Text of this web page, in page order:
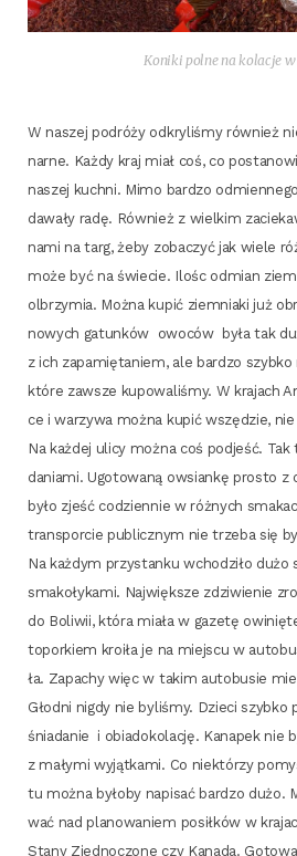
Koni­ki polne na kola­cje
W naszej podró­ży odkry­li­śmy rów­nież
nar­ne. Każ­dy kraj miał coś, co
naszej kuch­ni. Mimo bar­dzo
dawa­ły radę. Rów­nież z wiel­kim
nami na targ, żeby zoba­czyć jak wie­le
może być na świe­cie. Ilośc odmian
olbrzy­mia. Moż­na kupić ziem­nia­ki już
nowych gatun­ków owo­ców
była tak
z ich zapa­mię­ta­niem, ale bar­dzo
któ­re zawsze kupo­wa­li­śmy. W kra­jach
ce i warzy­wa moż­na kupić wszę­dzie,
Na każ­dej uli­cy moż­na coś pod­jeść.
da­nia­mi. Ugo­to­wa­ną owsian­kę pro­sto z
było zjeść codzien­nie w róż­nych
trans­por­cie publicz­nym nie trze­ba się
Na każ­dym przy­stan­ku wcho­dzi­ło
sma­ko­ły­ka­mi. Naj­więk­sze zdzi­wie­nie
do Boli­wii, któ­ra mia­ła w gaze­tę
topor­kiem kro­iła je na miej­scu w
ła. Zapa­chy więc w takim auto­bu­sie
Głod­ni nigdy nie byli­śmy. Dzie­ci szyb­ko
śnia­da­nie i obia­do­ko­la­cję. Kana­pek nie
z mały­mi wyjąt­ka­mi. Co nie­któ­rzy
tu moż­na było­by napi­sać bar­dzo dużo.
wać nad pla­no­wa­niem posił­ków w
Sta­ny Zjed­no­czo­ne czy Kana­da.